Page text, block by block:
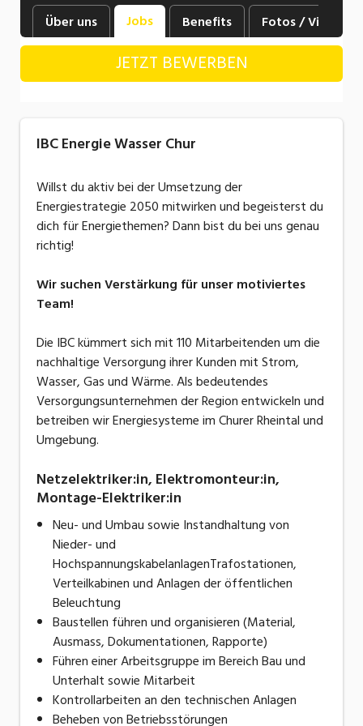
Industrie, Maschinenbau, Anlagenbau,
Produktion
Informatik, Telekommunikation
Mechanik, Elektronik, Optik, Textil (Fertigung)
Medizin, Gesundheitswesen, Pflege
Verkauf, Handel, Kundenberatung,
Aussendienst
Über uns Jobs Benefits Fotos / Videos
JETZT BEWERBEN
IBC Energie Wasser Chur
Willst du aktiv bei der Umsetzung der
Energiestrategie 2050 mitwirken und begeisterst du
dich für Energiethemen? Dann bist du bei uns genau
richtig!
Wir suchen Verstärkung für unser motiviertes
Team!
Die IBC kümmert sich mit 110 Mitarbeitenden um die
nachhaltige Versorgung ihrer Kunden mit Strom,
Wasser, Gas und Wärme. Als bedeutendes
Versorgungsunternehmen der Region entwickeln und
betreiben wir Energiesysteme im Churer Rheintal und
Umgebung.
Netzelektriker:in, Elektromonteur:in,
Montage-Elektriker:in
Neu- und Umbau sowie Instandhaltung von
Nieder- und
HochspannungskabelanlagenTrafostationen,
Verteilkabinen und Anlagen der öffentlichen
Beleuchtung
Baustellen führen und organisieren (Material,
Ausmass, Dokumentationen, Rapporte)
Führen einer Arbeitsgruppe im Bereich Bau und
Unterhalt sowie Mitarbeit
Kontrollarbeiten an den technischen Anlagen
Beheben von Betriebsstörungen